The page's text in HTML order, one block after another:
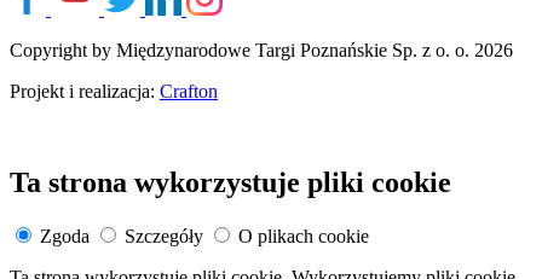
Copyright by Międzynarodowe Targi Poznańskie Sp. z o. o. 2026
Projekt i realizacja: Crafton
Ta strona wykorzystuje pliki cookie
Zgoda Szczegóły
O plikach cookie